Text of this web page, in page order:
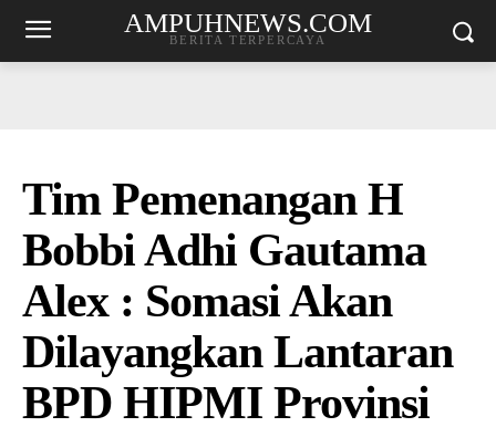
AMPUHNEWS.COM
BERITA TERPERCAYA
Tim Pemenangan H
Bobbi Adhi Gautama
Alex : Somasi Akan
Dilayangkan Lantaran
BPD HIPMI Provinsi